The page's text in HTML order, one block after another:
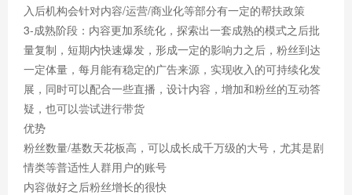
入后机构会针对内容/运营/商业化等部分有一定的帮扶政策
3-成熟阶段：内容更加系统化，探索出一套成熟的模式之后批
量复制，短期内快速爆发，形成一定的影响力之后，粉丝到达
一定体量，每月能有稳定的广告来源，实现收入的可持续化发
展，同时可以配合一些直播，设计内容，增加和粉丝的互动答
疑，也可以尝试进行带货
优势
粉丝数量/基数天花板高，可以成长成千万级的大号，尤其是剧
情类等普适性人群用户的账号
内容做好之后粉丝增长的很快